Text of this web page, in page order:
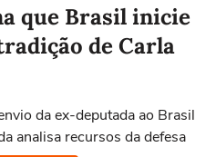
que Brasil inicie
de Carla
da ex-deputada ao Brasil
analisa recursos da defesa